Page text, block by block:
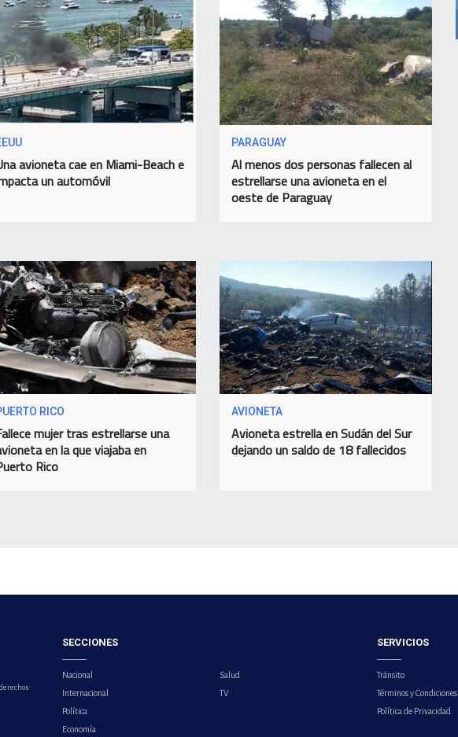
avioneta cae en Miami-Beach e
un automóvil
PARAGUAY
Al menos dos personas fallecen al
estrellarse una avioneta en el
oeste de Paraguay
RICO
mujer tras estrellarse una
en la que viajaba en
Rico
AVIONETA
Avioneta estrella en Sudán del Sur
dejando un saldo de 18 fallecidos
derechos
SECCIONES
Nacional
Internacional
Política
Economía
Salud
TV
SERVICIOS
Tránsito
Términos y Condiciones
Política de Privacidad